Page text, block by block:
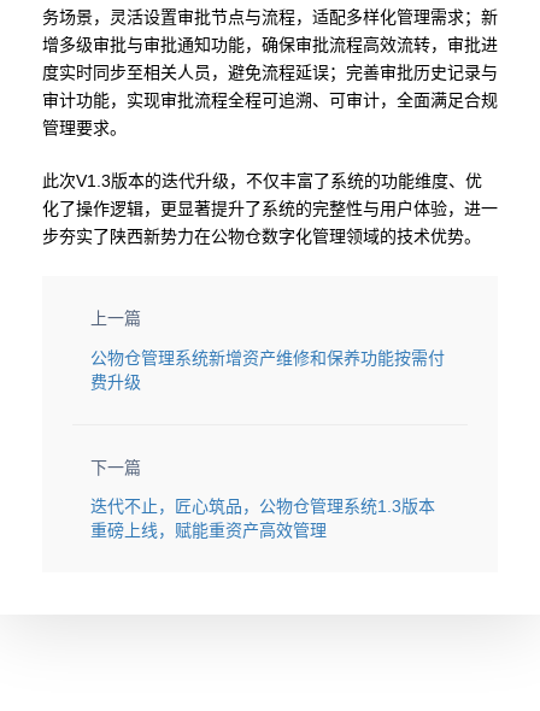
务场景，灵活设置审批节点与流程，适配多样化管理需求；新
增多级审批与审批通知功能，确保审批流程高效流转，审批进
度实时同步至相关人员，避免流程延误；完善审批历史记录与
审计功能，实现审批流程全程可追溯、可审计，全面满足合规
管理要求。
此次V1.3版本的迭代升级，不仅丰富了系统的功能维度、优
化了操作逻辑，更显著提升了系统的完整性与用户体验，进一
步夯实了陕西新势力在公物仓数字化管理领域的技术优势。
上一篇
公物仓管理系统新增资产维修和保养功能按需付
费升级
下一篇
迭代不止，匠心筑品，公物仓管理系统1.3版本
重磅上线，赋能重资产高效管理